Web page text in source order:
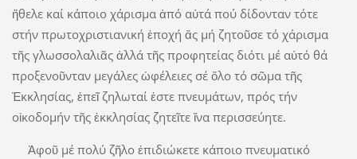
ἤθελε καί κάποιο χάρισμα ἀπό αὐτά πού δίδονταν τότε
στήν πρωτοχριστιανική ἐποχή ἄς μή ζητοῦσε τό χάρισμα
τῆς γλωσσολαλιᾶς ἀλλά τῆς προφητείας διότι μέ αὐτό θά
προξενοῦνταν μεγάλες ὠφέλειες σέ ὅλο τό σῶμα τῆς
Ἐκκλησίας, ἐπεῖ ζηλωταί ἐστε πνευμάτων, πρός τήν
οἰκοδομήν τῆς ἐκκλησίας ζητεῖτε ἴνα περισσεύητε.
Ἀφοῦ μέ πολύ ζῆλο ἐπιδιώκετε κάποιο πνευματικό